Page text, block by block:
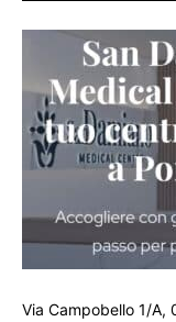
Via Campobello 1/A,